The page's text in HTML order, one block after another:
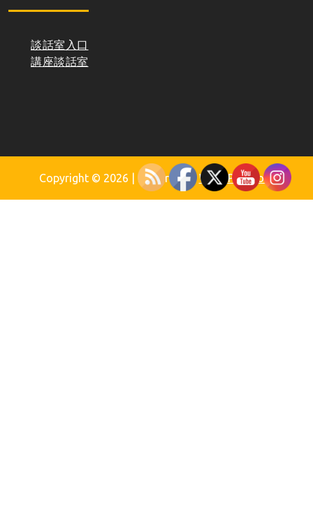
談話室入口
講座談話室
Copyright © 2026 | Powered byWordPress.org